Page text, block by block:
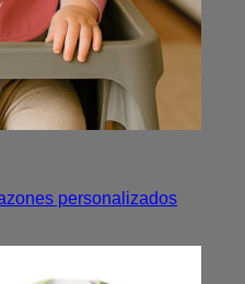
personalizados